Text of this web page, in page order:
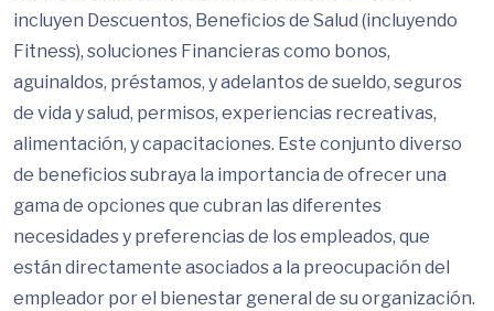
incluyen Descuentos, Beneficios de Salud (incluyendo
Fitness), soluciones Financieras como bonos,
aguinaldos, préstamos, y adelantos de sueldo, seguros
de vida y salud, permisos, experiencias recreativas,
alimentación, y capacitaciones​​. Este conjunto diverso
de beneficios subraya la importancia de ofrecer una
gama de opciones que cubran las diferentes
necesidades y preferencias de los empleados, que
están directamente asociados a la preocupación del
empleador por el bienestar general de su organización.